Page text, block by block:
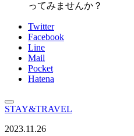
ってみませんか？
Twitter
Facebook
Line
Mail
Pocket
Hatena
STAY&TRAVEL
2023.11.26